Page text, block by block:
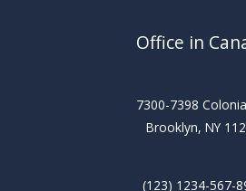
Office in
7300-7398
Brooklyn, NY
(123) 1234-567-